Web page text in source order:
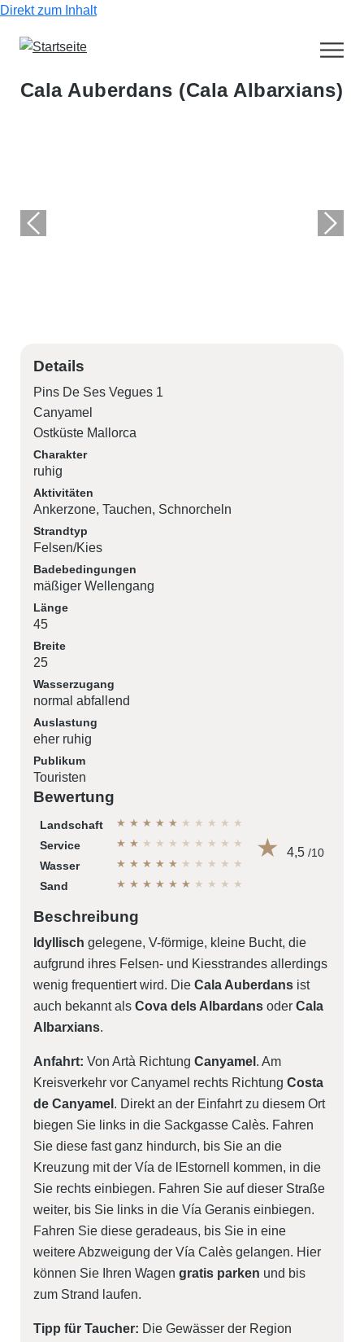
Direkt zum Inhalt
Cala Auberdans (Cala Albarxians)
Details
Pins De Ses Vegues 1
Canyamel
Ostküste Mallorca
Charakter
ruhig
Aktivitäten
Ankerzone Tauchen Schnorcheln
Strandtyp
Felsen/Kies
Badebedingungen
mäßiger Wellengang
Länge
45
Breite
25
Wasserzugang
normal abfallend
Auslastung
eher ruhig
Publikum
Touristen
Bewertung
Landschaft ★ ★ ★ ★ ★ ★ ★ ★ ★ ★
Service ★ ★ ★ ★ ★ ★ ★ ★ ★ ★
Wasser ★ ★ ★ ★ ★ ★ ★ ★ ★ ★
Sand ★ ★ ★ ★ ★ ★ ★ ★ ★ ★
4,5 /10
Beschreibung
Idyllisch gelegene, V-förmige, kleine Bucht, die
aufgrund ihres Felsen- und Kiesstrandes allerdings
wenig frequentiert wird. Die Cala Auberdans ist
auch bekannt als Cova dels Albardans oder Cala
Albarxians.
Anfahrt: Von Artà Richtung Canyamel . Am
Kreisverkehr vor Canyamel rechts Richtung Costa
de Canyamel . Direkt an der Einfahrt zu diesem Ort
biegen Sie links in die Sackgasse Calès. Fahren
Sie diese fast ganz hindurch, bis Sie an die
Kreuzung mit der Vía de lEstornell kommen, in die
Sie rechts einbiegen. Fahren Sie auf dieser Straße
weiter, bis Sie links in die Vía Geranis einbiegen.
Fahren Sie diese geradeaus, bis Sie in eine
weitere Abzweigung der Vía Calès gelangen. Hier
können Sie Ihren Wagen gratis parken und bis
zum Strand laufen.
Tipp für Taucher: Die Gewässer der Region